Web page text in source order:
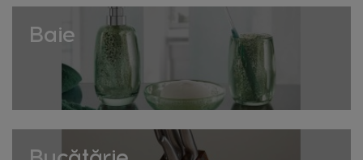
frecventă la mașina de vase, fără să-și piardă luciul.
Tacâmuri cu design decorativ
Pentru mese speciale, colecția include și modele cu
mânere decorate, în finisaje aurii sau texturate, care
Baie